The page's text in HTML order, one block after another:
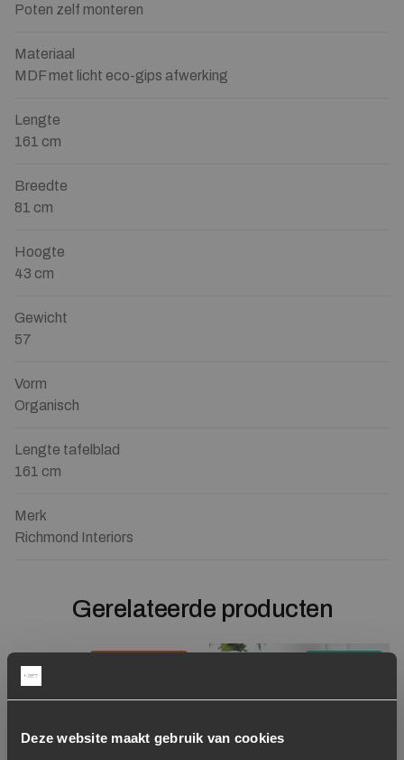
Deze website maakt gebruik van cookies
Poten zelf monteren
Materiaal
MDF met licht eco-gips afwerking
Lengte
161 cm
Breedte
81 cm
Hoogte
43 cm
Gewicht
57
Vorm
Organisch
Lengte tafelblad
161 cm
Merk
Richmond Interiors
Gerelateerde producten